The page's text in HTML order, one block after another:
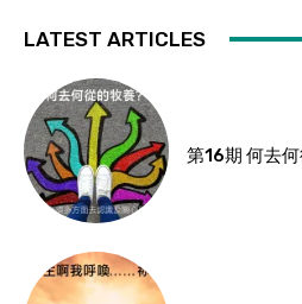
LATEST ARTICLES
第16期 何去